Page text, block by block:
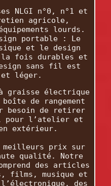
NLGI n°0, n°1 et
agricole,
lourds.
portable : Le
et le design
la fois durables et
sans fil est
léger.
graisse électrique
de rangement
besoin de retirer
l’atelier et
extérieur.
meilleurs prix sur
qualité. Notre
des articles
films, musique et
des